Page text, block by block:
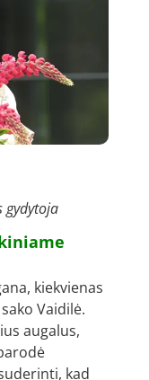
gydytoja
kiekvienas
Vaidilė.
augalus,
kad